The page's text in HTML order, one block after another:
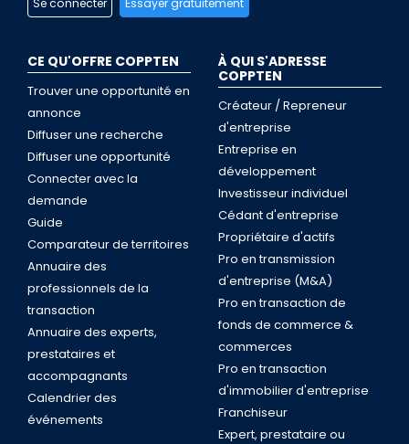
CE QU'OFFRE COPPTEN
Trouver une opportunité en
annonce
Diffuser une recherche
Diffuser une opportunité
Connecter avec la
demande
Guide
Comparateur de territoires
Annuaire des
professionnels de la
transaction
Annuaire des experts,
prestataires et
accompagnants
Calendrier des
événements
À QUI S'ADRESSE
COPPTEN
Créateur / Repreneur
d'entreprise
Entreprise en
développement
Investisseur individuel
Cédant d'entreprise
Propriétaire d'actifs
Pro en transmission
d'entreprise (M&A)
Pro en transaction de
fonds de commerce &
commerces
Pro en transaction
d'immobilier d'entreprise
Franchiseur
Expert, prestataire ou